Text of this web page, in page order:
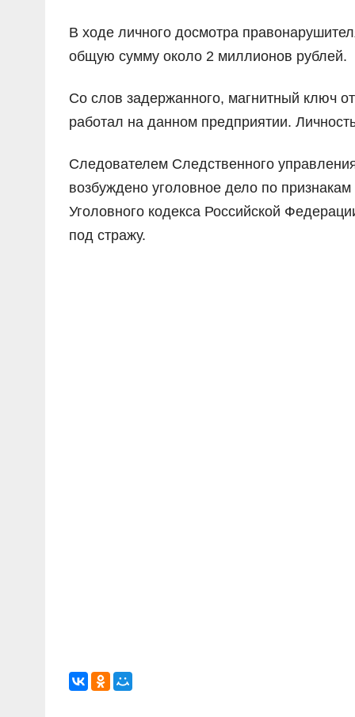
В ходе личного досмотра
общую сумму около 2 миллионов рублей.
Со слов задержанного, магнитный ключ
работал на данном предприятии.
Следователем Следственного
возбуждено уголовное дело по
Уголовного кодекса Российской
под стражу.